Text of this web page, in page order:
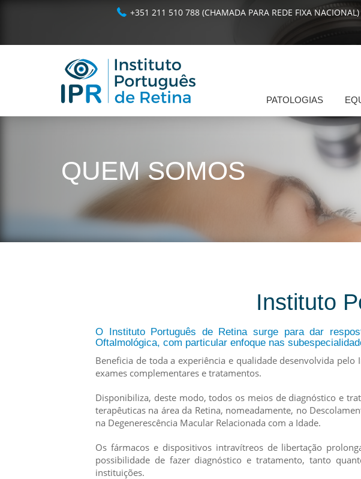
+351 211 510 788 (CHAMADA PARA REDE FIXA NACIONAL)
PATOLOGIAS
QUEM SOMOS
Instituto
O Instituto Português de Retina surge para dar
Oftalmológica, com particular enfoque nas
Beneficia de toda a experiência e qualidade desenvolvida
exames complementares e tratamentos.
Disponibiliza, deste modo, todos os meios de diagnóstico e
terapêuticas na área da Retina, nomeadamente, no
na Degenerescência Macular Relacionada com a Idade.
Os fármacos e dispositivos intravítreos de libertação
possibilidade de fazer diagnóstico e tratamento, tanto
instituições.